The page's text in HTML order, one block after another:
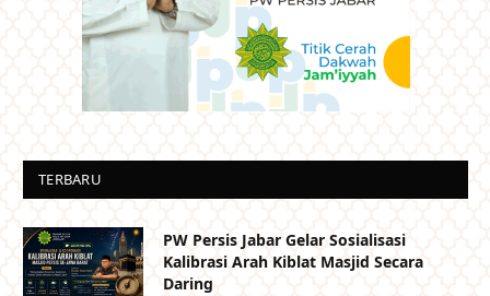
TERBARU
PW Persis Jabar Gelar Sosialisasi
Kalibrasi Arah Kiblat Masjid Secara
Daring